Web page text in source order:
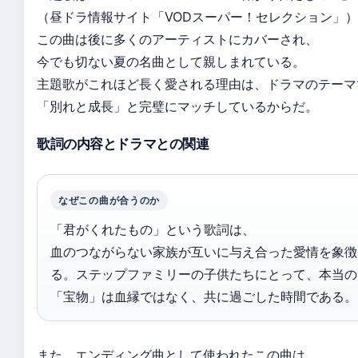
（昼ドラ情報サイト「VODスーパー！セレクション」
この曲は後に多くのアーティストにカバーされ、
今でも切ない夏の名曲として親しまれている。
主題歌がこれほど長く愛される理由は、ドラマのテー
「別れと成長」と完璧にマッチしているからだ。
歌詞の内容とドラマとの関連
なぜこの曲が合うのか
「君がくれたもの」という歌詞は、
血のつながらない家族が互いに与え合った愛情を象
る。ステップファミリーの子供たちにとって、本当の
「宝物」は血縁ではなく、共に過ごした時間である。
また、エンディング曲として使われたこの曲は、